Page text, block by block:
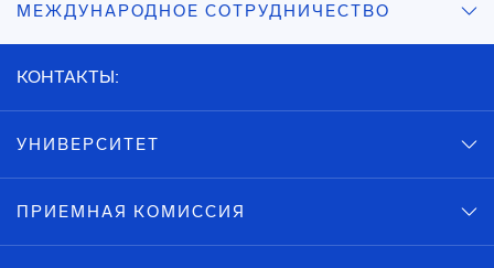
МЕЖДУНАРОДНОЕ СОТРУДНИЧЕСТВО
КОНТАКТЫ:
УНИВЕРСИТЕТ
ПРИЕМНАЯ КОМИССИЯ